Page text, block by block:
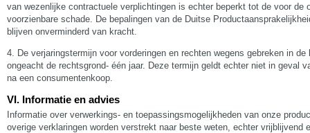
van wezenlijke contractuele verplichtingen is echter beperkt tot de voor de
voorzienbare schade. De bepalingen van de Duitse
blijven onverminderd van kracht.
4. De verjaringstermijn voor vorderingen en rechten wegens gebreken in
ongeacht de rechtsgrond- één jaar. Deze termijn geldt echter niet in geval
na een consumentenkoop.
VI. Informatie en advies
Informatie over verwerkings- en toepassingsmogelijkheden van onze
overige verklaringen worden verstrekt naar beste weten, echter vrijblijvend